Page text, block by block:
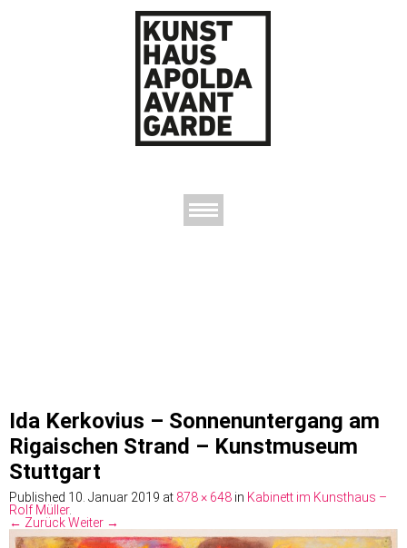
Ida Kerkovius – Sonnenuntergang am
Rigaischen Strand – Kunstmuseum
Stuttgart
Published 10. Januar 2019 at 878 × 648 in Kabinett im Kunsthaus –
Rolf Müller.
← ZurückWeiter →